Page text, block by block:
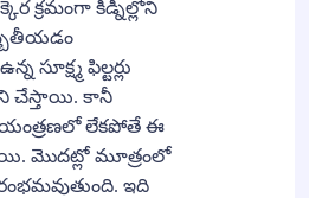
క్రమంగా కిడ్నీల్లోని
సూక్ష్మ ఫిల్టర్లు
చేస్తాయి. కానీ
లేకపోతే ఈ
మొదట్లో మూత్రంలో
ఇది